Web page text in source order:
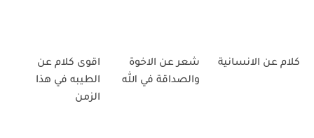
كلام عن الانسانية
شعر عن الاخوة
والصداقة في الله
اقوى كلام عن
الطيبه في هذا
الزمن